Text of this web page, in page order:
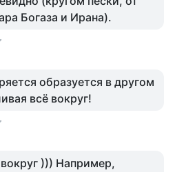
Богаза и Ирана).
образуется в другом
всё вокруг!
))) Например,